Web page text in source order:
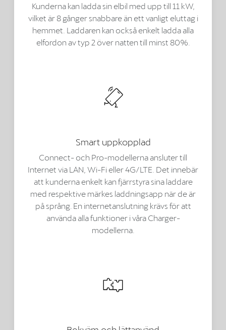
Kunderna kan ladda sin elbil med upp till 11 kW,
vilket är 8 gånger snabbare än ett vanligt eluttag i
hemmet. Laddaren kan också enkelt ladda alla
elfordon av typ 2 över natten till minst 80%.
Smart uppkopplad
Connect- och Pro-modellerna ansluter till
Internet via LAN, Wi-Fi eller 4G/LTE. Det innebär
att kunderna enkelt kan fjärrstyra sina laddare
med respektive märkes laddningsapp när de är
på språng. En internetanslutning krävs för att
använda alla funktioner i våra Charger-
modellerna.